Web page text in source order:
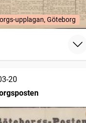
upplagan, Göteborg
20